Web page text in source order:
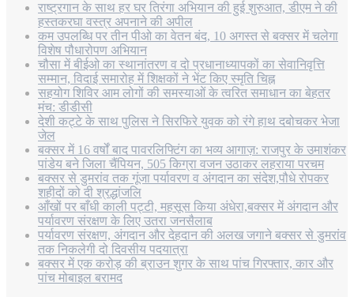
राष्ट्रगान के साथ हर घर तिरंगा अभियान की हुई शुरुआत, डीएम ने की
हस्तकरघा वस्त्र अपनाने की अपील
कम उपलब्धि पर तीन पीओ का वेतन बंद, 10 अगस्त से बक्सर में चलेगा
विशेष पौधारोपण अभियान
चौसा में बीईओ का स्थानांतरण व दो प्रधानाध्यापकों का सेवानिवृत्ति
सम्मान, विदाई समारोह में शिक्षकों ने भेंट किए स्मृति चिह्न
सहयोग शिविर आम लोगों की समस्याओं के त्वरित समाधान का बेहतर
मंच: डीडीसी
देशी कट्टे के साथ पुलिस ने सिरफिरे युवक को रंगे हाथ दबोचकर भेजा
जेल
बक्सर में 16 वर्षों बाद पावरलिफ्टिंग का भव्य आगाज़: राजपुर के उमाशंकर
पांडेय बने जिला चैंपियन, 505 किग्रा वजन उठाकर लहराया परचम
बक्सर से डुमरांव तक गूंजा पर्यावरण व अंगदान का संदेश,पौधे रोपकर
शहीदों को दी श्रद्धांजलि
आँखों पर बाँधी काली पट्टी, महसूस किया अंधेरा,बक्सर में अंगदान और
पर्यावरण संरक्षण के लिए उतरा जनसैलाब
पर्यावरण संरक्षण, अंगदान और देहदान की अलख जगाने बक्सर से डुमरांव
तक निकलेगी दो दिवसीय पदयात्रा
बक्सर में एक करोड़ की ब्राउन शुगर के साथ पांच गिरफ्तार, कार और
पांच मोबाइल बरामद